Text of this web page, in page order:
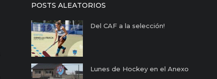
POSTS ALEATORIOS
Del CAF a la selección!
Lunes de Hockey en el Anexo